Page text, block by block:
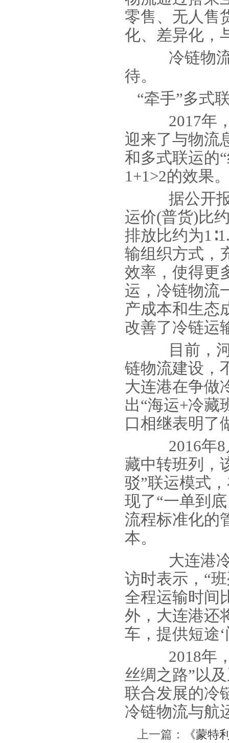
零售、无人售
化、差异化，
冷链物流
待。
“牵手”多式
2017年，
迎来了与物流
和多式联运的
1+1>2的效果
据公开报
运价(普货)比
排放比约为
输组织方式，
效率，使得更
运，冷链物流
产成本和生态
改善了冷链运
目前，河
链物流建设，
大连港在争做
出“海运+冷藏
口相继表明
2016年8
藏中转班列，
驳”联运模式
现了“一单到
流程标准化的
本。
大连港冷
访时表示，“
全程运输时间
外，大连港还
车，提供短途
2018年，
丝绸之路”以
联合发展的冷
冷链物流与航
上一篇：
《蒙特